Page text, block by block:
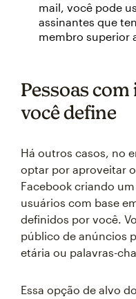
mail, você pode
assinantes que
membro superior
Pessoas
você define
Há outros casos, no
optar por aproveitar
Facebook criando
usuários com base
definidos por você.
público de anúncios
etária ou palavras-
Essa opção de alvo